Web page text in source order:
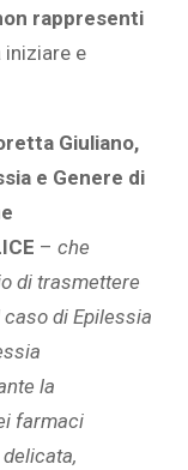
rappresenti
iniziare e
Giuliano,
e Genere di
– che
di trasmettere
caso di Epilessia
la
farmaci